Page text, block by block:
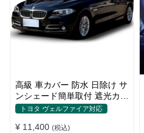
高級 車カバー 防水 日除け サ
ンシェード簡単取付 遮光カー
テン 日焼け対策 断熱 汎用
トヨタ ヴェルファイア対応
¥ 11,400 (税込)